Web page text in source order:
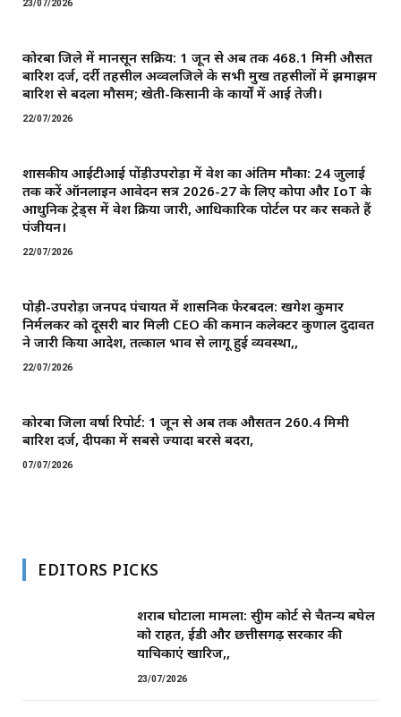
23/07/2026
कोरबा जिले में मानसून सक्रिय: 1 जून से अब तक 468.1 मिमी औसत
बारिश दर्ज, दर्री तहसील अव्वलजिले के सभी प्रमुख तहसीलों में झमाझम
बारिश से बदला मौसम; खेती-किसानी के कार्यों में आई तेजी।
22/07/2026
शासकीय आईटीआई पोंड़ीउपरोड़ा में प्रवेश का अंतिम मौका: 24 जुलाई
तक करें ऑनलाइन आवेदन सत्र 2026-27 के लिए कोपा और IoT के
आधुनिक ट्रेड्स में प्रवेश प्रक्रिया जारी, आधिकारिक पोर्टल पर कर सकते हैं
पंजीयन।
22/07/2026
पोड़ी-उपरोड़ा जनपद पंचायत में प्रशासनिक फेरबदल: खगेश कुमार
निर्मलकर को दूसरी बार मिली CEO की कमान ​कलेक्टर कुणाल दुदावत
ने जारी किया आदेश, तत्काल प्रभाव से लागू हुई व्यवस्था,,
22/07/2026
कोरबा जिला वर्षा रिपोर्ट: 1 जून से अब तक औसतन 260.4 मिमी
बारिश दर्ज, दीपका में सबसे ज्यादा बरसे बदरा,
07/07/2026
EDITORS PICKS
शराब घोटाला मामला: सुप्रीम कोर्ट से चैतन्य बघेल
को राहत, ईडी और छत्तीसगढ़ सरकार की
याचिकाएं खारिज,,
23/07/2026